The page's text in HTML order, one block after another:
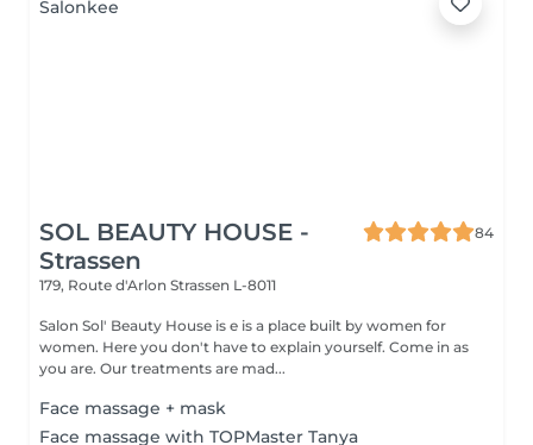
SOL BEAUTY HOUSE -
Strassen
84
179, Route d'Arlon Strassen L-8011
Salon Sol' Beauty House is e is a place built by women for
women. Here you don't have to explain yourself. Come in as
you are. Our treatments are mad...
Face massage + mask
Face massage with TOPMaster Tanya